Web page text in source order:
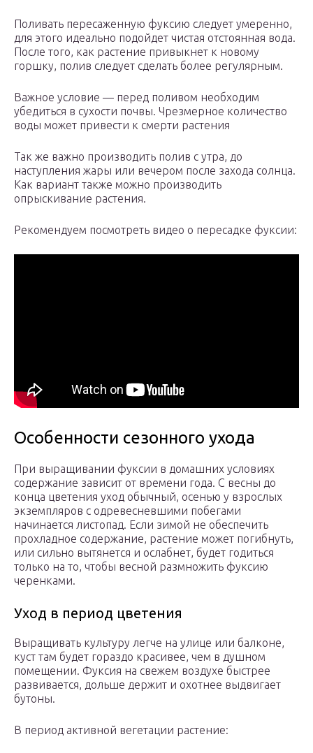
Поливать пересаженную фуксию следует умеренно,
для этого идеально подойдет чистая отстоянная вода.
После того, как растение привыкнет к новому
горшку, полив следует сделать более регулярным.
Важное условие — перед поливом необходим
убедиться в сухости почвы. Чрезмерное количество
воды может привести к смерти растения
Так же важно производить полив с утра, до
наступления жары или вечером после захода солнца.
Как вариант также можно производить
опрыскивание растения.
Рекомендуем посмотреть видео о пересадке фуксии:
Особенности сезонного ухода
При выращивании фуксии в домашних условиях
содержание зависит от времени года. С весны до
конца цветения уход обычный, осенью у взрослых
экземпляров с одревесневшими побегами
начинается листопад. Если зимой не обеспечить
прохладное содержание, растение может погибнуть,
или сильно вытянется и ослабнет, будет годиться
только на то, чтобы весной размножить фуксию
черенками.
Уход в период цветения
Выращивать культуру легче на улице или балконе,
куст там будет гораздо красивее, чем в душном
помещении. Фуксия на свежем воздухе быстрее
развивается, дольше держит и охотнее выдвигает
бутоны.
В период активной вегетации растение: